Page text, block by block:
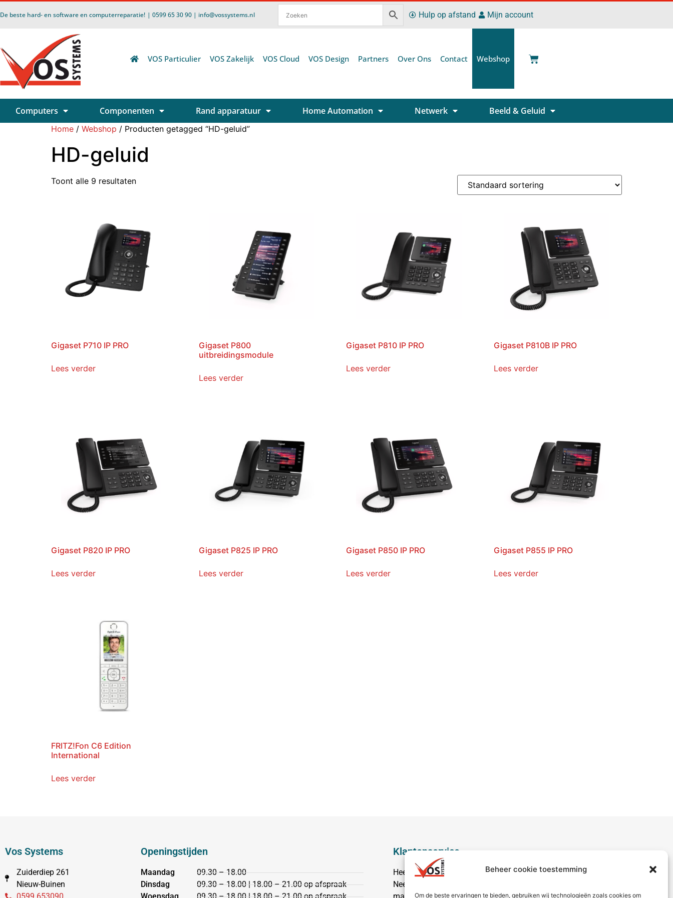
Beheer cookie toestemming
Om de beste ervaringen te bieden, gebruiken wij technologieën zoals cookies om
De beste hard- en software en computerreparatie! | 0599 65 30 90 | info@vossystems.nl Hulp op afstand Mijn account
VOS Particulier VOS Zakelijk VOS Cloud VOS Design Partners Over Ons Contact Webshop
Computers Componenten Rand apparatuur Home Automation Netwerk Beeld & Geluid
Home / Webshop / Producten getagged “HD-geluid”
HD-geluid
Toont alle 9 resultaten
Gigaset P710 IP PRO
Lees verder
Gigaset P800
uitbreidingsmodule
Lees verder
Gigaset P810 IP PRO
Lees verder
Gigaset P810B IP PRO
Lees verder
Gigaset P820 IP PRO
Lees verder
Gigaset P825 IP PRO
Lees verder
Gigaset P850 IP PRO
Lees verder
Gigaset P855 IP PRO
Lees verder
FRITZ!Fon C6 Edition
International
Lees verder
Vos Systems
Zuiderdiep 261
Nieuw-Buinen
Openingstijden
Maandag
Dinsdag
09.30 – 18.00
09.30 – 18.00 | 18.00 – 21.00 op afspraak
Klantenservice
Heeft u een vraag?
Neem dan contact met ons op via telefoon of